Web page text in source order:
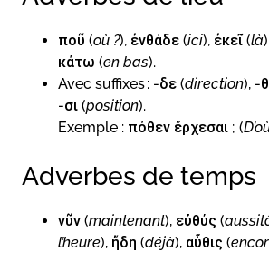
ποῦ (où ?), ἐνθάδε (ici), ἐκεῖ (là
κάτω (en bas).
Avec suffixes : -δε (direction), -
-σι (position).
Exemple : πόθεν ἔρχεσαι ; (
Adverbes de temps
νῦν (maintenant), εὐθύς (
l’heure), ἤδη (déjà), αὖθις (